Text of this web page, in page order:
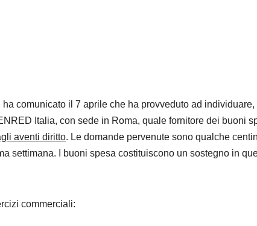
comunicato il 7 aprile che ha provveduto ad individuare,
Italia, con sede in Roma, quale fornitore dei buoni
aventi diritto. Le domande pervenute sono qualche
settimana. I buoni spesa costituiscono un sostegno in
commerciali: